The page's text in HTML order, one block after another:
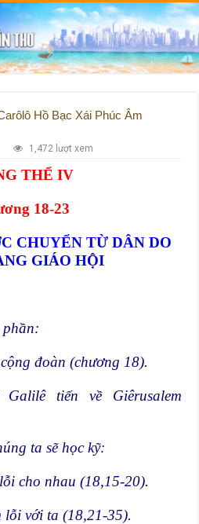
Hồ Bạc Xái Phúc Âm
1,472 lượt xem
THỂ IV
18-23
CHUYỂN TỪ DÂN DO
GIÁO HỘI
phần:
đoàn (chương 18).
tiến về Giêrusalem
ta sẽ học kỹ:
cho nhau (18,15-20).
với ta (18,21-35).